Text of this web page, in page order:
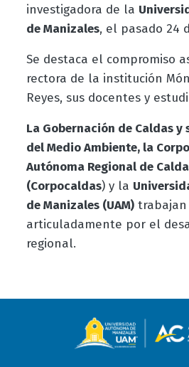
investigadora de la
de Manizales, el pasado 24
Se destaca el compromiso
rectora de la institución
Reyes, sus docentes y
La Gobernación de Caldas y
del Medio Ambiente, la
Autónoma Regional de
(Corpocaldas) y la
de Manizales (UAM)trabajan
articuladamente por el
regional.